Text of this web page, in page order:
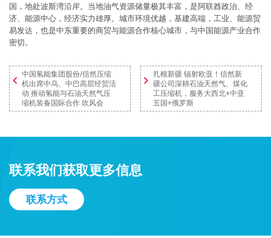
国，地处波斯湾沿岸。当地油气资源储量极其丰富，是阿联酋政治、经
济、能源中心，经济实力雄厚。城市环境优越，基建高端，工业、能源贸
易发达，也是中东重要的商贸与能源合作核心城市，与中国能源产业合作
密切。
中国氢能集团股份/信然压缩
机出席中乌、中巴高层经贸活
动 推动氢能与石油天然气压
缩机装备国际合作 吹风会
扎根新疆 辐射欧亚！信然新
疆公司深耕石油天然气、煤化
工压缩机，服务大西北+中亚
五国+俄罗斯
联系我们获取更多信息
联系方式